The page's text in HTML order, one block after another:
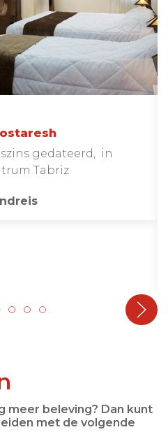
gedateerd, in
Tabriz
meer beleving? Dan kunt
met de volgende